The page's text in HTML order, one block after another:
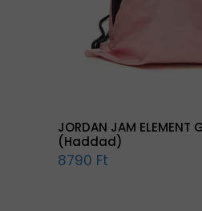
JORDAN JAM ELEMENT
(Haddad)
8790 Ft